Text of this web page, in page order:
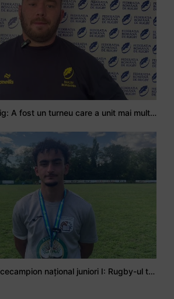
Stejarul Iulian Hartig: A fost un turneu care a unit mai mult echipa
Mohamed Salhi, vicecampion național juniori I: Rugby-ul te învață să accepți și înfrângerile